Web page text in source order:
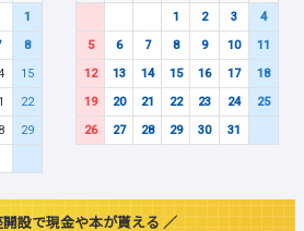
1
8
15
22
29
1
2 3
4
5
6 7 8 9 10
11
12
13 14 15 16 17
18
19
20 21 22 23 24
25
26
27 28 29 30 31
開設で現金や本が貰える ／